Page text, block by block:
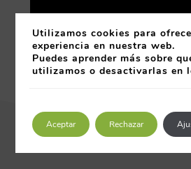
Utilizamos cookies para
experiencia en nuestra web.
Puedes aprender más sobre
utilizamos o desactivarlas en
Aceptar Rechazar